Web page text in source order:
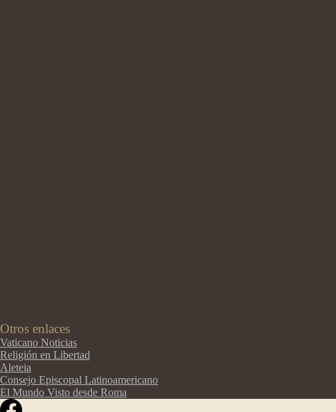
Otros enlaces
Vaticano Noticias
Religión en Libertad
Aleteia
Consejo Episcopal Latinoamericano
El Mundo Visto desde Roma